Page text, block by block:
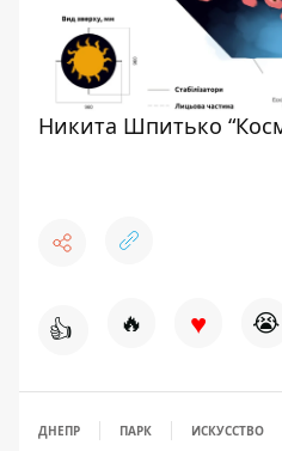
Никита Шпитько
👍 🔥 ♥ 😭
ДНЕПР ПАРК ИСКУССТВО